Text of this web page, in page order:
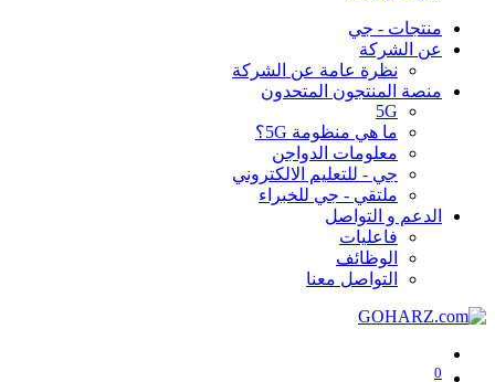
منتجات - جي
عن الشركة
نظرة عامة عن الشركة
منصة المنتجون المتحدون
5G
ما هي منظومة 5G؟
معلومات الدواجن
جي - للتعليم الالكتروني
ملتقي - جي للخبراء
الدعم و التواصل
فاعليات
الوظائف
التواصل معنا
0